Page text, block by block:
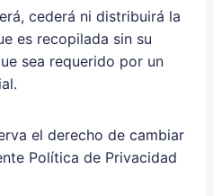
cederá ni distribuirá la
es recopilada sin su
sea requerido por un
el derecho de cambiar
Política de Privacidad